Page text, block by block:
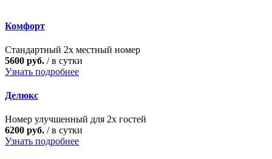
Комфорт
Стандартный 2х местный номер
5600 руб. / в сутки
Узнать подробнее
Делюкс
Номер улучшенный для 2х гостей
6200 руб. / в сутки
Узнать подробнее